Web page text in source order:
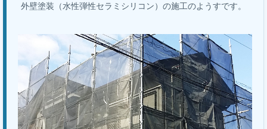
外壁塗装（水性弾性セラミシリコン）の施工のようすです。